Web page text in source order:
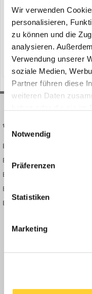
Wir verwenden
personalisieren,
zu können und die
analysieren.
Verwendung unserer
soziale Medien,
Partner führen diese
weiteren Daten
Einwilligungsauswahl
Notwendig
Präferenzen
Statistiken
Marketing
Hamburg - Im Rahmen
Topcon mit seinen
autarkes 5G-
angestrebte Ziel eines
Baustellen der Zukunft
24. August 2023
starlink ap
Bauforum24 News
Bauforum24 TV
BF24 Mediathek
BF24 Fotostrecken
Bauforum Shop